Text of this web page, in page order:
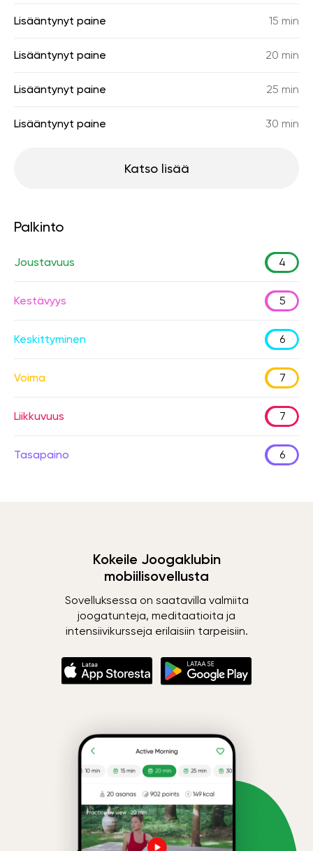
Lisääntynyt paine 15 min
Lisääntynyt paine 20 min
Lisääntynyt paine 25 min
Lisääntynyt paine 30 min
Katso lisää
Palkinto
Joustavuus 4
Kestävyys 5
Keskittyminen 6
Voima 7
Liikkuvuus 7
Tasapaino 6
Kokeile Joogaklubin
mobiilisovellusta
Sovelluksessa on saatavilla valmiita
joogatunteja, meditaatioita ja
intensiivikursseja erilaisiin tarpeisiin.